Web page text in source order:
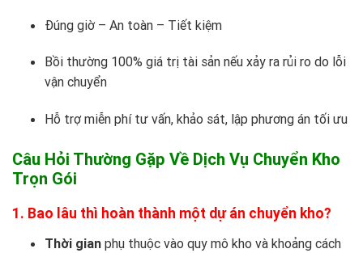
Đúng giờ – An toàn – Tiết kiệm
Bồi thường 100% giá trị tài sản nếu xảy ra rủi ro do lỗi
vận chuyển
Hỗ trợ miễn phí tư vấn, khảo sát, lập phương án tối ưu
Câu Hỏi Thường Gặp Về Dịch Vụ Chuyển Kho
Trọn Gói
1. Bao lâu thì hoàn thành một dự án chuyển kho?
Thời gian phụ thuộc vào quy mô kho và khoảng cách